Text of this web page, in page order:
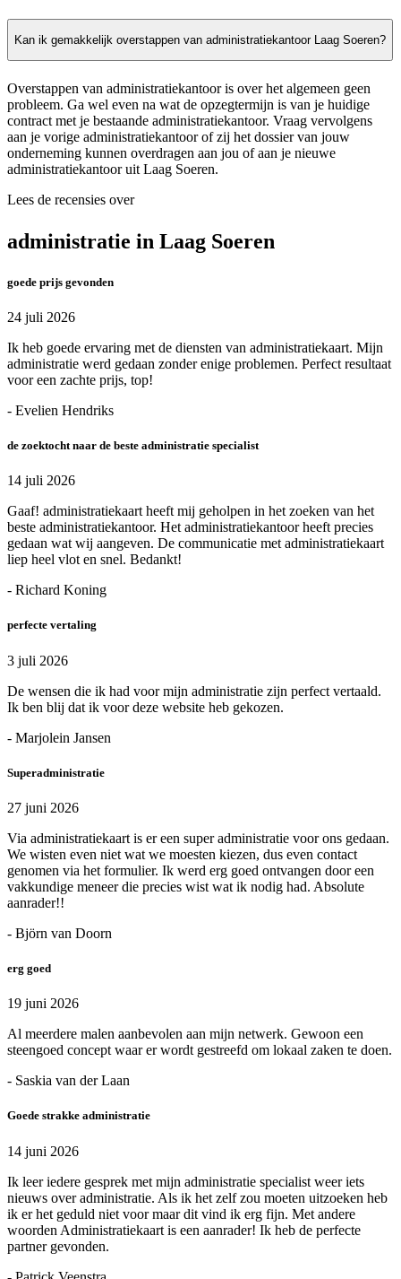
Kan ik gemakkelijk overstappen van administratiekantoor Laag Soeren?
Overstappen van administratiekantoor is over het algemeen geen
probleem. Ga wel even na wat de opzegtermijn is van je huidige
contract met je bestaande administratiekantoor. Vraag vervolgens
aan je vorige administratiekantoor of zij het dossier van jouw
onderneming kunnen overdragen aan jou of aan je nieuwe
administratiekantoor uit Laag Soeren.
Lees de recensies over
administratie in Laag Soeren
goede prijs gevonden
24 juli 2026
Ik heb goede ervaring met de diensten van administratiekaart. Mijn
administratie werd gedaan zonder enige problemen. Perfect resultaat
voor een zachte prijs, top!
- Evelien Hendriks
de zoektocht naar de beste administratie specialist
14 juli 2026
Gaaf! administratiekaart heeft mij geholpen in het zoeken van het
beste administratiekantoor. Het administratiekantoor heeft precies
gedaan wat wij aangeven. De communicatie met administratiekaart
liep heel vlot en snel. Bedankt!
- Richard Koning
perfecte vertaling
3 juli 2026
De wensen die ik had voor mijn administratie zijn perfect vertaald.
Ik ben blij dat ik voor deze website heb gekozen.
- Marjolein Jansen
Superadministratie
27 juni 2026
Via administratiekaart is er een super administratie voor ons gedaan.
We wisten even niet wat we moesten kiezen, dus even contact
genomen via het formulier. Ik werd erg goed ontvangen door een
vakkundige meneer die precies wist wat ik nodig had. Absolute
aanrader!!
- Björn van Doorn
erg goed
19 juni 2026
Al meerdere malen aanbevolen aan mijn netwerk. Gewoon een
steengoed concept waar er wordt gestreefd om lokaal zaken te doen.
- Saskia van der Laan
Goede strakke administratie
14 juni 2026
Ik leer iedere gesprek met mijn administratie specialist weer iets
nieuws over administratie. Als ik het zelf zou moeten uitzoeken heb
ik er het geduld niet voor maar dit vind ik erg fijn. Met andere
woorden Administratiekaart is een aanrader! Ik heb de perfecte
partner gevonden.